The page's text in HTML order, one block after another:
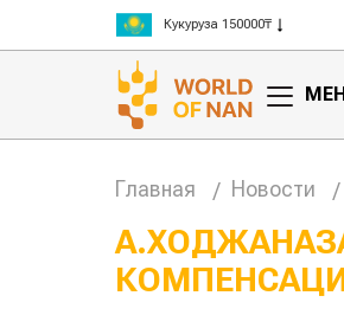
Рис 300000₸
Пшеница 3 класс 125000₸
Главная Новости
Жара в
поднять